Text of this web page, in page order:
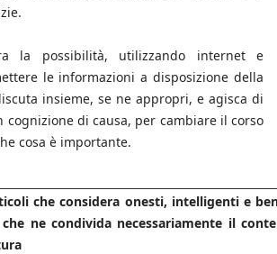
la possibilità, utilizzando internet e
le informazioni a disposizione della
insieme, se ne appropri, e agisca di
cognizione di causa, per cambiare il corso
cosa è importante.
che considera onesti, intelligenti e
ne condivida necessariamente il